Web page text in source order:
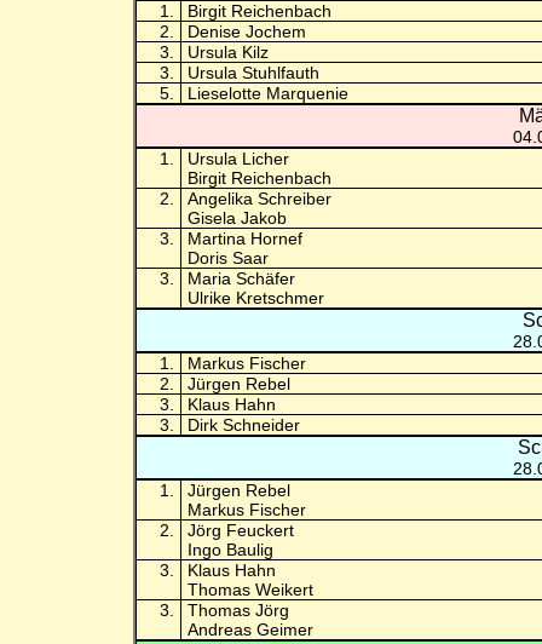
1.
Birgit Reichenbach
2.
Denise Jochem
3.
Ursula Kilz
3.
Ursula Stuhlfauth
5.
Lieselotte Marquenie
1.
Ursula Licher
Birgit Reichenbach
2.
Angelika Schreiber
Gisela Jakob
3.
Martina Hornef
Doris Saar
3.
Maria Schäfer
Ulrike Kretschmer
1.
Markus Fischer
2.
Jürgen Rebel
3.
Klaus Hahn
3.
Dirk Schneider
1.
Jürgen Rebel
Markus Fischer
2.
Jörg Feuckert
Ingo Baulig
3.
Klaus Hahn
Thomas Weikert
3.
Thomas Jörg
Andreas Geimer